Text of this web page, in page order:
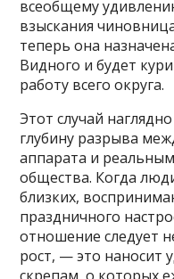
всеобщему
взыскания
теперь она
Видного и будет
работу всего округа.
Этот случай
глубину разрыва
аппарата и
общества. Когда
близких,
праздничного
отношение следует
рост, — это наносит